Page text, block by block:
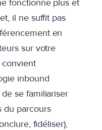
fonctionne plus et
il ne suffit pas
en
sur votre
convient
inbound
se familiariser
du parcours
fidéliser),